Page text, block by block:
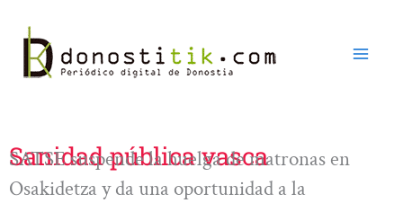
contenido
Sanidad pública vasca
SATSE suspende la huelga de matronas en
Osakidetza y da una oportunidad a la